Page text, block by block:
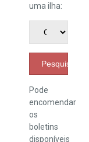
uma ilha:
Pesquisar
Pode
encomendar
os
boletins
disponíveis